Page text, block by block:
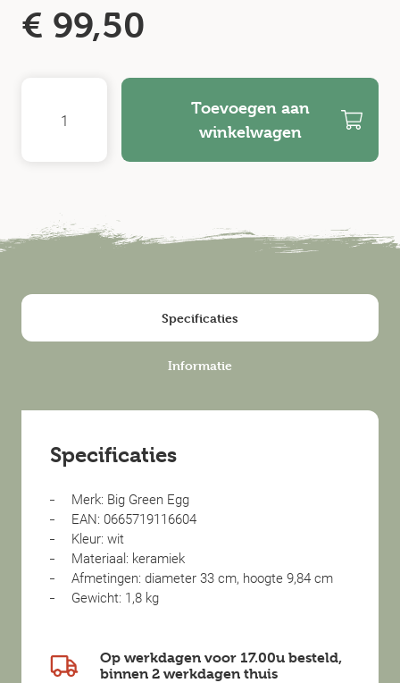
€ 99,50
Toevoegen aan
winkelwagen
Specificaties
Informatie
Specificaties
Merk: Big Green Egg
EAN: 0665719116604
Kleur: wit
Materiaal: keramiek
Afmetingen: diameter 33 cm, hoogte 9,84 cm
Gewicht: 1,8 kg
Op werkdagen voor 17.00u besteld,
binnen 2 werkdagen thuis